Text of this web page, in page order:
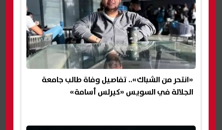
«انتحر من الشباك».. تفاصيل وفاة طالب جامعة
الجلالة في السويس «كيرلس أسامة»